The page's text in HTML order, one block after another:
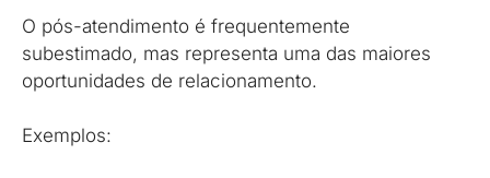
O pós-atendimento é frequentemente
subestimado, mas representa uma das maiores
oportunidades de relacionamento.
Exemplos: